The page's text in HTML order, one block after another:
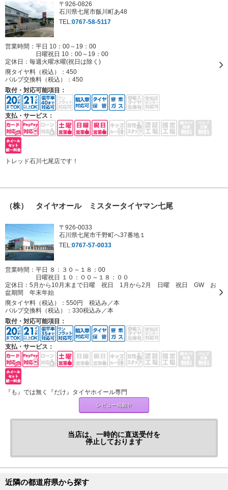
〒926-0826
石川県七尾市飯川町あ48
TEL:0767-58-5117
営業時間：平日 10：00～19：00
日曜祝日 10：00～19：00
定休日： 毎週火曜水曜(祝日は除く)
廃タイヤ料（税込）： 450
バルブ交換料（税込）： 450
取付・対応可能項目：
支払・サービス：
トレッド石川七尾店です！
（株） タイヤオール ミスタータイヤマン七尾
〒926-0033
石川県七尾市千野町へ37番地１
TEL:0767-57-0033
営業時間：平日 ８：３０～１８：00
日曜祝日 １０：００～１８：００
定休日： 5月から10月末まで日曜 祝日 1月から2月 日曜 祝日 GW お
盆期間 年末年始
廃タイヤ料（税込）： 550円 税込み／本
バルブ交換料（税込）： 330税込み／本
取付・対応可能項目：
支払・サービス：
『も』では無く『だけ』タイヤホイール専門
レビュー掲載中
当店は、一時的に直送受付を
停止しております
近隣の都道府県から探す